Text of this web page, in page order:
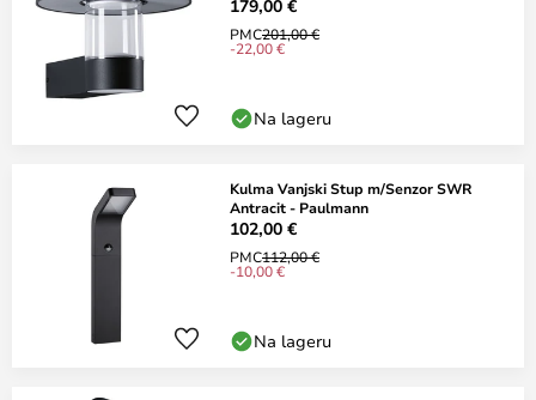
179,00 €
PMC201,00 €
-22,00 €
Na lageru
Kulma Vanjski Stup m/Senzor SWR
Antracit - Paulmann
102,00 €
PMC112,00 €
-10,00 €
Na lageru